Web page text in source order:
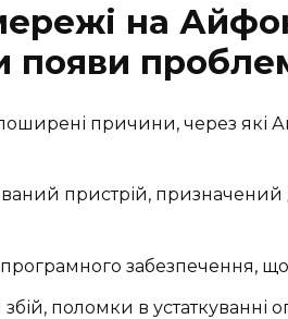
на
появи
причини, через які
пристрій,
забезпечення, що
поломки в устаткуванні